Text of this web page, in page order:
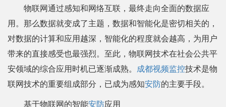
物联网通过感知和网络互联，最终走向全面的数据应
用。那么数据就变成了主题，数据和智能化是密切相关的，
对数据的计算和应用越深，智能化的程度就会越高，为用户
带来的直接感受也最强烈。至此，物联网技术在社会公共平
安领域的综合应用时机已逐渐成熟。 成都视频监控技术是物
联网技术的重要组成部分，已成为感知安防的主要手段。
基于物联网的智能安防应用